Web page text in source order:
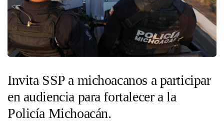
Invita SSP a michoacanos a participar
en audiencia para fortalecer a la
Policía Michoacán.